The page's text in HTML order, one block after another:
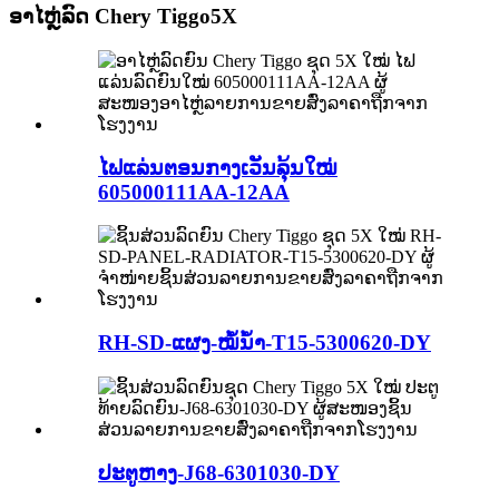
ອາໄຫຼ່ລົດ Chery Tiggo5X
ໄຟແລ່ນຕອນກາງເວັນລຸ້ນໃໝ່
605000111AA-12AA
RH-SD-ແຜງ-ໝໍ້ນ້ຳ-T15-5300620-DY
ປະຕູຫາງ-J68-6301030-DY